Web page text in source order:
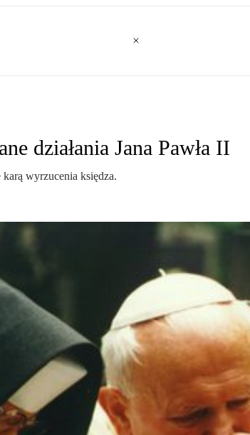
działania Jana Pawła II
wyrzucenia księdza.